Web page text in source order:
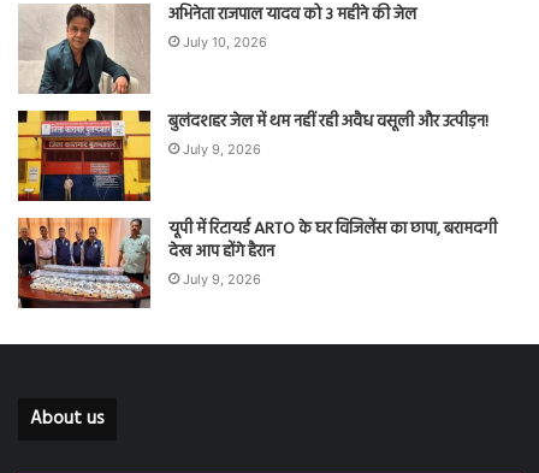
अभिनेता राजपाल यादव को 3 महीने की जेल
July 10, 2026
बुलंदशहर जेल में थम नहीं रही अवैध वसूली और उत्पीड़न!
July 9, 2026
यूपी में रिटायर्ड ARTO के घर विजिलेंस का छापा, बरामदगी
देख आप होंगे हैरान
July 9, 2026
About us